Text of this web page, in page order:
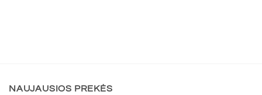
NAUJAUSIOS PREKĖS